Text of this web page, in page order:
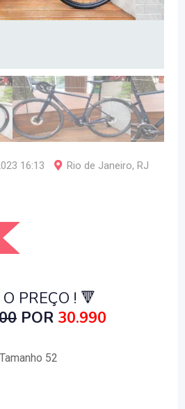
16:13 Rio de Janeiro, RJ
PREÇO ! 🔻
POR 30.990
52